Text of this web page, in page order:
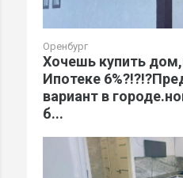
Оренбург
Хочешь купить
Ипотеке
вариант в
б...